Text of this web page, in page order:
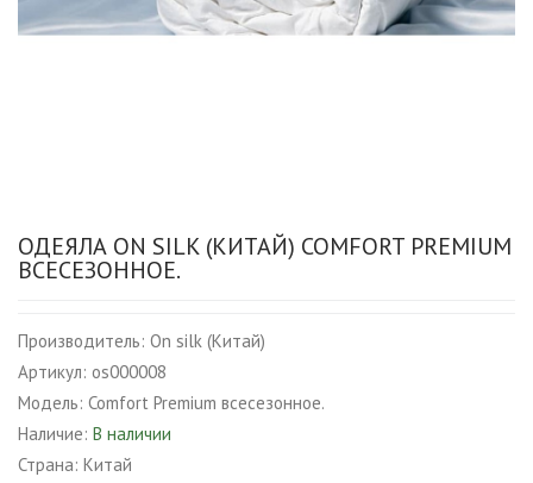
ОДЕЯЛА ON SILK (КИТАЙ) COMFORT PREMIUM
ВСЕСЕЗОННОЕ.
Производитель: On silk (Китай)
Артикул: os000008
Модель: Comfort Premium всесезонное.
Наличие: В наличии
Страна: Китай